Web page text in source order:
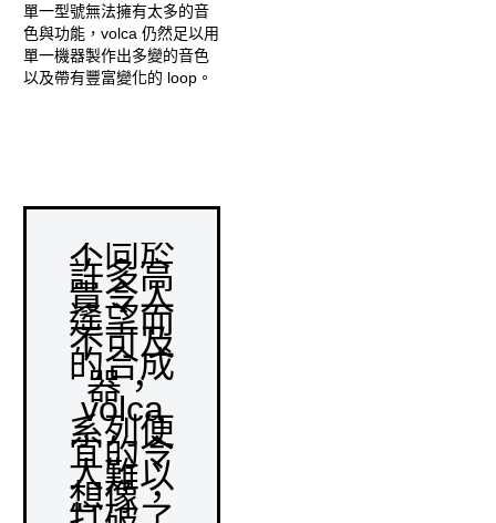
單一型號無法擁有太多的音
色與功能，volca 仍然足以用
單一機器製作出多變的音色
以及帶有豐富變化的 loop。
不同於
許多高
貴令人
遙望而
不可及
的合成
器，
volca
系列便
宜的令
人難以
想像，